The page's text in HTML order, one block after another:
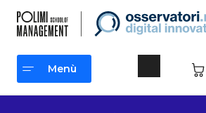
contenuto
Menù
Menù